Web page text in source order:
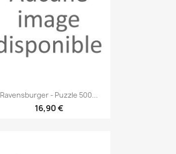
Aperçu rapide
Ravensburger - Puzzle 500...
16,90 €